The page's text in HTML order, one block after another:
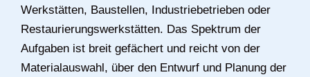
Werkstätten, Baustellen, Industriebetrieben oder
Restaurierungswerkstätten. Das Spektrum der
Aufgaben ist breit gefächert und reicht von der
Materialauswahl, über den Entwurf und Planung der